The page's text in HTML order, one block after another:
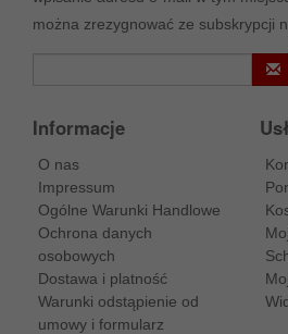
można zrezygnować ze subskrypcji
Informacje
O nas
Impressum
Ogólne Warunki Handlowe
Ochrona danych
osobowych
Dostawa i platność
Warunki odstąpienie od
umowy i formularz